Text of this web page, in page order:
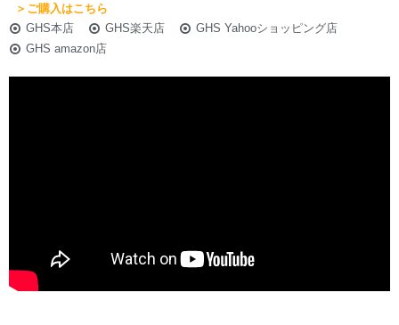
＞ご購入はこちら
GHS本店
GHS楽天店
GHS Yahooショッピング店
GHS amazon店